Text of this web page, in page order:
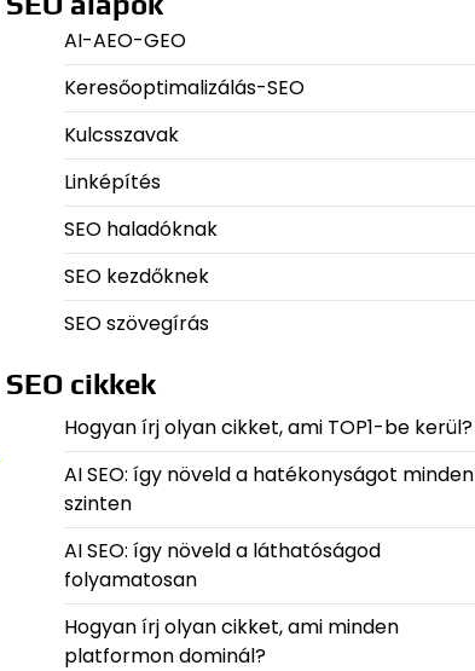
AI-AEO-GEO
Keresőoptimalizálás-SEO
Kulcsszavak
Linképítés
SEO haladóknak
SEO kezdőknek
SEO szövegírás
SEO cikkek
Hogyan írj olyan cikket, ami TOP1-be kerül?
AI SEO: így növeld a hatékonyságot minden
szinten
AI SEO: így növeld a láthatóságod
folyamatosan
Hogyan írj olyan cikket, ami minden
platformon dominál?